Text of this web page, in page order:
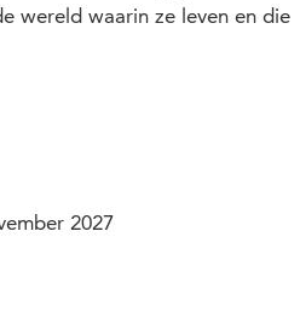
wereld waarin ze leven en die
2027